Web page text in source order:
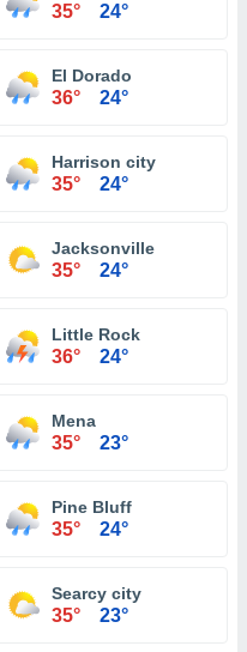
35° 24°
El Dorado
36° 24°
Harrison city
35° 24°
Jacksonville
35° 24°
Little Rock
36° 24°
Mena
35° 23°
Pine Bluff
35° 24°
Searcy city
35° 23°